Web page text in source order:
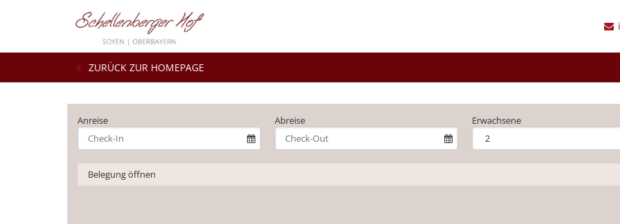
ZURÜCK ZUR HOMEPAGE
Anreise Abreise Erwachsene
Belegung öffnen